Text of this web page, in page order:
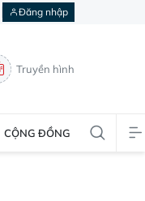
Đăng nhập
Truyền hình
CỘNG ĐỒNG